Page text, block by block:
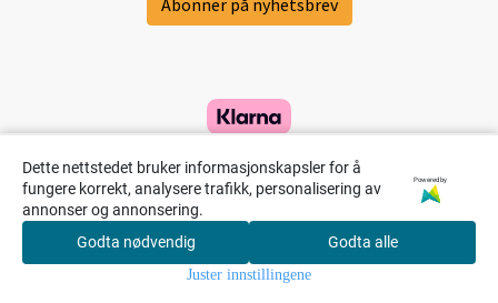
Søk
Dette nettstedet bruker informasjonskapsler for å
fungere korrekt, analysere trafikk, personalisering av
annonser og annonsering.
Powered by
Godta nødvendig Godta alle
Juster innstillingene